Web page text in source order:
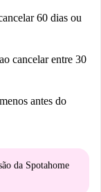
presente para
e áreas comuns.
60 dias ou
ao cancelar entre 30
antes do
da Spotahome